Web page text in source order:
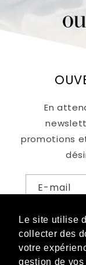
Le site utilise
collecter des
votre
gestion de vos
Le site utilise
collecter des
votre
gestion de vos
En
promotions
E-mail